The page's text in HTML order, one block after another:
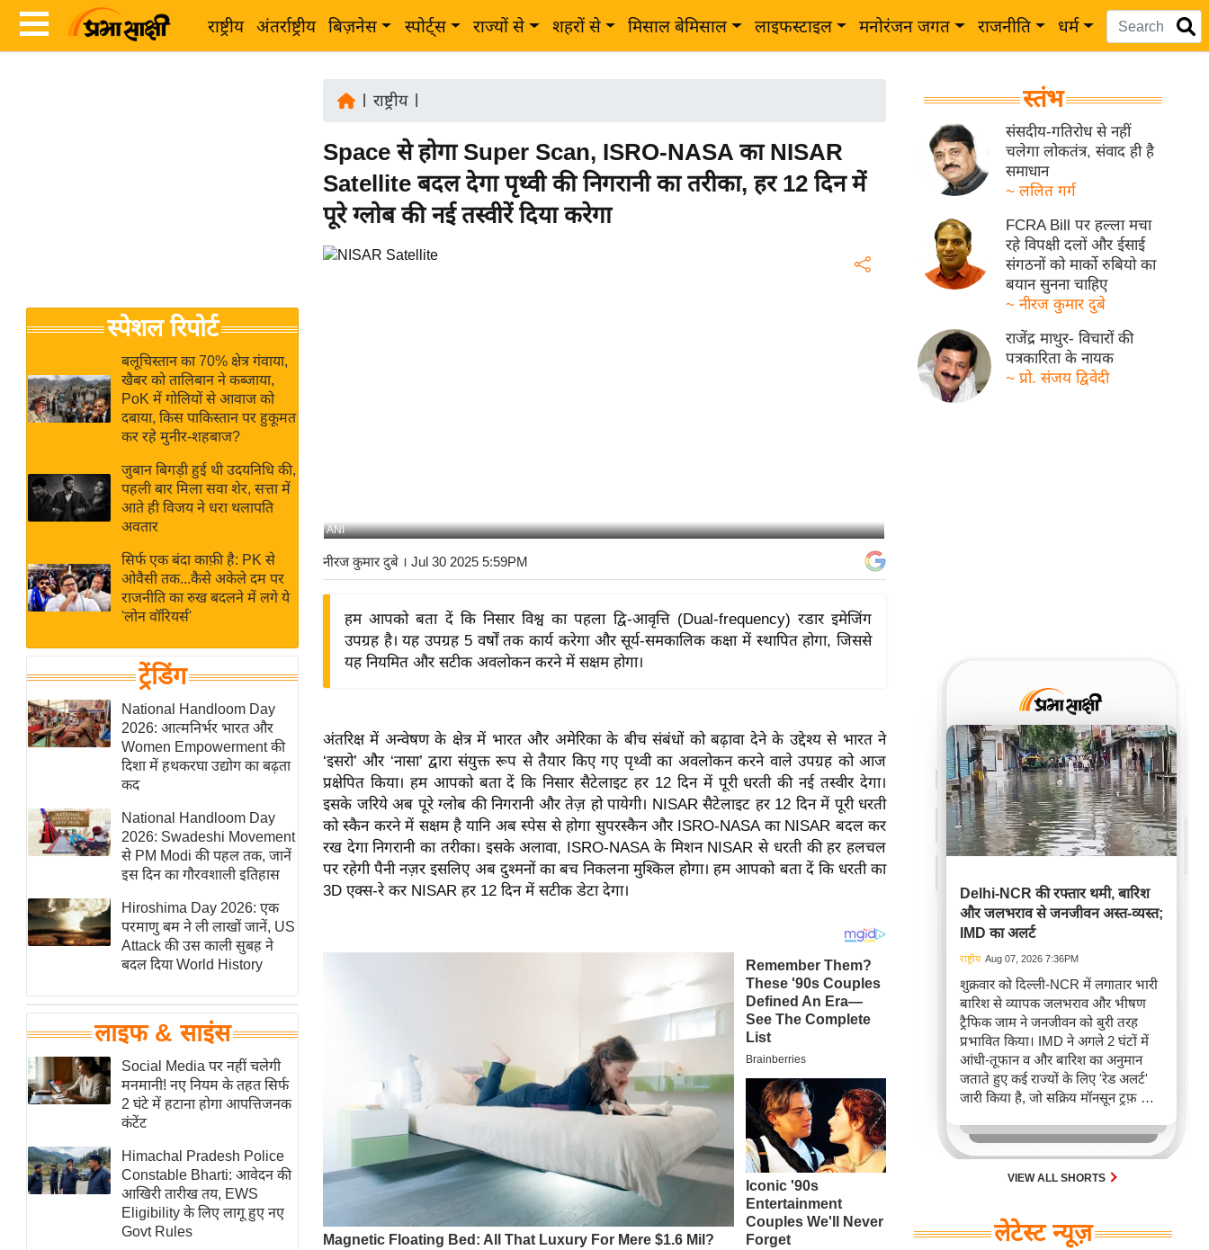
राष्ट्रीय अंतर्राष्ट्रीय बिज़नेस स्पोर्ट्स राज्यों से शहरों से मिसाल बेमिसाल लाइफस्टाइल मनोरंजन जगत राजनीति धर्म
Breaking
News in
Hindi
Hindi
Videos
जगत
राय
बजट
IPL
2026
ई-पेपर
मिसाल बेमिसाल
शख्सियत
यंग इंडिया
साहित्य जगत
ऑटो वर्ल्ड
न्यूज ब्रीफ
मनोरंजन जगत
बॉलीवुड
हॉलीवुड
फिल्म समीक्षा
Breaking
News
लाइफस्टाइल
टेक्नॉलॉजी
घरेलू नुस्खे
पर्यटन स्थल
फिटनेस मंत्रा
रिलेशनशिप
राजनीति
विश्लेषण
समसामयिक
मातृभूमि
स्पेशल रिपोर्ट
बलूचिस्तान का 70% क्षेत्र गंवाया,
खैबर को तालिबान ने कब्जाया,
PoK में गोलियों से आवाज को
दबाया, किस पाकिस्तान पर हुकूमत
कर रहे मुनीर-शहबाज?
जुबान बिगड़ी हुई थी उदयनिधि की,
पहली बार मिला सवा शेर, सत्ता में
आते ही विजय ने धरा थलापति
अवतार
सिर्फ एक बंदा काफ़ी है: PK से
ओवैसी तक...कैसे अकेले दम पर
राजनीति का रुख बदलने में लगे ये
'लोन वॉरियर्स'
ट्रेंडिंग
National Handloom Day
2026: आत्मनिर्भर भारत और
Women Empowerment की
दिशा में हथकरघा उद्योग का बढ़ता
कद
National Handloom Day
2026: Swadeshi Movement
से PM Modi की पहल तक, जानें
इस दिन का गौरवशाली इतिहास
Hiroshima Day 2026: एक
परमाणु बम ने ली लाखों जानें, US
Attack की उस काली सुबह ने
बदल दिया World History
लाइफ & साइंस
Social Media पर नहीं चलेगी
मनमानी! नए नियम के तहत सिर्फ
2 घंटे में हटाना होगा आपत्तिजनक
कंटेंट
Himachal Pradesh Police
Constable Bharti: आवेदन की
आखिरी तारीख तय, EWS
Eligibility के लिए लागू हुए नए
Govt Rules
राष्ट्रीय|
Space से होगा Super Scan, ISRO-NASA का NISAR
Satellite बदल देगा पृथ्वी की निगरानी का तरीका, हर 12 दिन में
पूरे ग्लोब की नई तस्वीरें दिया करेगा
ANI
नीरज कुमार दुबे । Jul 30 2025 5:59PM
हम आपको बता दें कि निसार विश्व का पहला द्वि-आवृत्ति (Dual-frequency) रडार इमेजिंग
उपग्रह है। यह उपग्रह 5 वर्षों तक कार्य करेगा और सूर्य-समकालिक कक्षा में स्थापित होगा, जिससे
यह नियमित और सटीक अवलोकन करने में सक्षम होगा।
अंतरिक्ष में अन्वेषण के क्षेत्र में भारत और अमेरिका के बीच संबंधों को बढ़ावा देने के उद्देश्य से भारत ने
‘इसरो’ और ‘नासा’ द्वारा संयुक्त रूप से तैयार किए गए पृथ्वी का अवलोकन करने वाले उपग्रह को आज
प्रक्षेपित किया। हम आपको बता दें कि निसार सैटेलाइट हर 12 दिन में पूरी धरती की नई तस्वीर देगा।
इसके जरिये अब पूरे ग्लोब की निगरानी और तेज़ हो पायेगी। NISAR सैटेलाइट हर 12 दिन में पूरी धरती
को स्कैन करने में सक्षम है यानि अब स्पेस से होगा सुपरस्कैन और ISRO-NASA का NISAR बदल कर
रख देगा निगरानी का तरीका। इसके अलावा, ISRO-NASA के मिशन NISAR से धरती की हर हलचल
पर रहेगी पैनी नज़र इसलिए अब दुश्मनों का बच निकलना मुश्किल होगा। हम आपको बता दें कि धरती का
3D एक्स-रे कर NISAR हर 12 दिन में सटीक डेटा देगा।
स्तंभ
संसदीय-गतिरोध से नहीं
चलेगा लोकतंत्र, संवाद ही है
समाधान
~ ललित गर्ग
FCRA Bill पर हल्ला मचा
रहे विपक्षी दलों और ईसाई
संगठनों को मार्को रुबियो का
बयान सुनना चाहिए
~ नीरज कुमार दुबे
राजेंद्र माथुर- विचारों की
पत्रकारिता के नायक
~ प्रो. संजय द्विवेदी
Delhi-NCR की रफ्तार थमी, बारिश
और जलभराव से जनजीवन अस्त-व्यस्त;
IMD का अलर्ट
राष्ट्रीय Aug 07, 2026 7:36PM
शुक्रवार को दिल्ली-NCR में लगातार भारी
बारिश से व्यापक जलभराव और भीषण
ट्रैफिक जाम ने जनजीवन को बुरी तरह
प्रभावित किया। IMD ने अगले 2 घंटों में
आंधी-तूफान व और बारिश का अनुमान
जताते हुए कई राज्यों के लिए 'रेड अलर्ट'
जारी किया है, जो सक्रिय मॉनसून ट्रफ़ और
जिससे यातायात बाधित होने के साथ-साथ
सफदरजंग अस्पताल में भी जलभराव की
स्थिति बनी।VIEW ALL SHORTS
लेटेस्ट न्यूज़